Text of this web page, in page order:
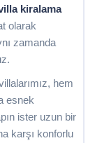
kiralama
olarak
zamanda
hem
esnek
ister uzun bir
karşı konforlu